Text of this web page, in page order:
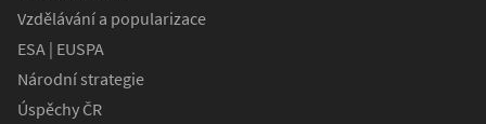
Vzdělávání a popularizace
ESA | EUSPA
Národní strategie
Úspěchy ČR